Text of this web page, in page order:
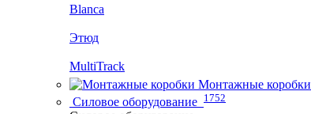
Blanca
Этюд
MultiTrack
Монтажные коробки
Силовое оборудование 1752